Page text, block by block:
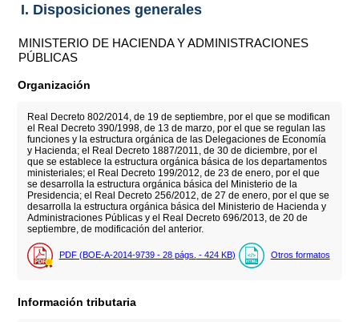
I. Disposiciones generales
MINISTERIO DE HACIENDA Y ADMINISTRACIONES
PÚBLICAS
Organización
Real Decreto 802/2014, de 19 de septiembre, por el que se modifican
el Real Decreto 390/1998, de 13 de marzo, por el que se regulan las
funciones y la estructura orgánica de las Delegaciones de Economía
y Hacienda; el Real Decreto 1887/2011, de 30 de diciembre, por el
que se establece la estructura orgánica básica de los departamentos
ministeriales; el Real Decreto 199/2012, de 23 de enero, por el que
se desarrolla la estructura orgánica básica del Ministerio de la
Presidencia; el Real Decreto 256/2012, de 27 de enero, por el que se
desarrolla la estructura orgánica básica del Ministerio de Hacienda y
Administraciones Públicas y el Real Decreto 696/2013, de 20 de
septiembre, de modificación del anterior.
PDF (BOE-A-2014-9739 - 28 págs. - 424 KB) Otros formatos
Información tributaria